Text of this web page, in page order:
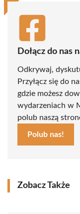
Dołącz do nas
Odkrywaj,
Przyłącz się do
gdzie możesz
wydarzeniach w
polub naszą
Polub nas!
Zobacz Także